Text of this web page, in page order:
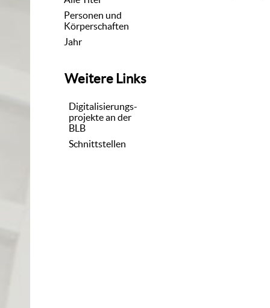
Personen und
Körperschaften
Jahr
Weitere Links
Digitalisierungs-
projekte an der
BLB
Schnittstellen